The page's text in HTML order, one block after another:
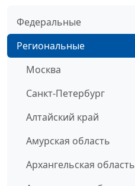
Федеральные
Региональные
Москва
Санкт-Петербург
Алтайский край
Амурская область
Архангельская область